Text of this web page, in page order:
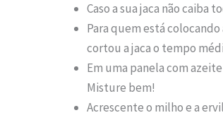
Caso a sua jaca não caiba
Para quem está
cortou a jaca o tempo
Em uma panela com
Misture bem!
Acrescente o milho e a